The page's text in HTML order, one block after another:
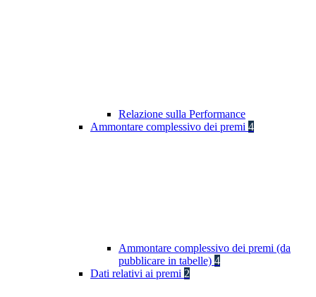
Relazione sulla Performance
Ammontare complessivo dei premi 4
Ammontare complessivo dei premi (da
pubblicare in tabelle) 4
Dati relativi ai premi 2